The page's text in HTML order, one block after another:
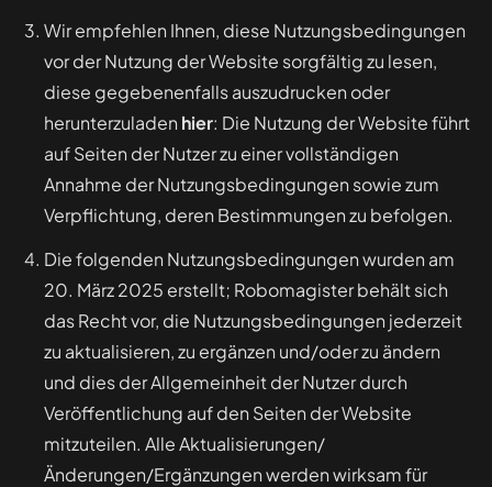
Wir empfehlen Ihnen, diese Nutzungsbedingungen
vor der Nutzung der Website sorgfältig zu lesen,
diese gegebenenfalls auszudrucken oder
herunterzuladen hier: Die Nutzung der Website führt
auf Seiten der Nutzer zu einer vollständigen
Annahme der Nutzungsbedingungen sowie zum
Verpflichtung, deren Bestimmungen zu befolgen.
Die folgenden Nutzungsbedingungen wurden am
20. März 2025 erstellt; Robomagister behält sich
das Recht vor, die Nutzungsbedingungen jederzeit
zu aktualisieren, zu ergänzen und/oder zu ändern
und dies der Allgemeinheit der Nutzer durch
Veröffentlichung auf den Seiten der Website
mitzuteilen. Alle Aktualisierungen/
Änderungen/Ergänzungen werden wirksam für